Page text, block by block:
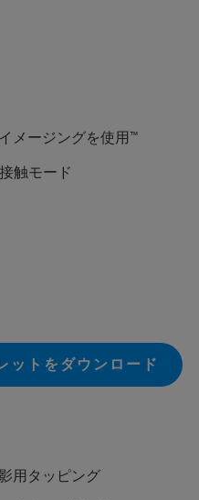
メージングを使用™
触モード
ットをダウンロード
用タッピング